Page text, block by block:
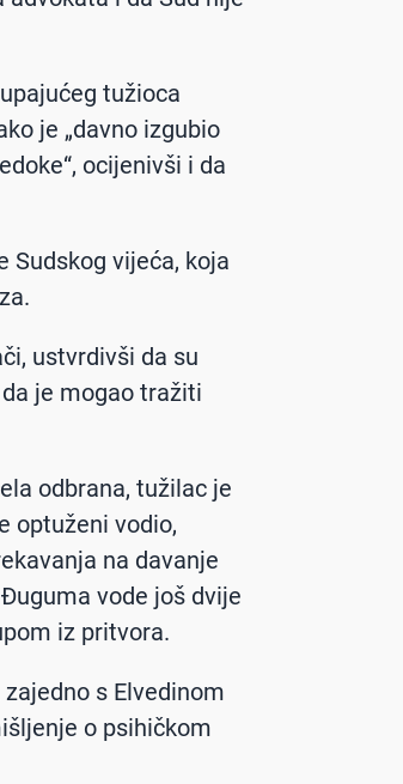
tužioca
je „davno izgubio
ocijenivši i da
Sudskog vijeća, koja
ustvrdivši da su
je mogao tražiti
odbrana, tužilac je
optuženi vodio,
na davanje
vode još dvije
iz pritvora.
s Elvedinom
o psihičkom